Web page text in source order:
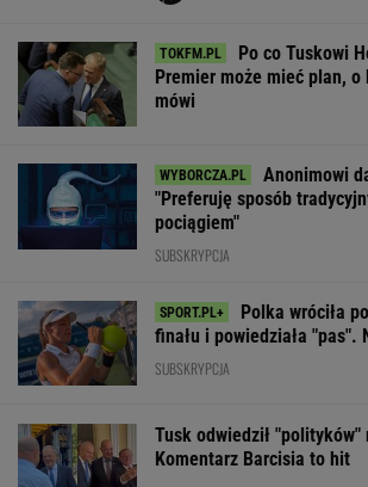
Po co Tuskowi
Premier może mieć plan, o
mówi
Anonimowi
"Preferuję sposób
pociągiem"
SUBSKRYPCJA
Polka wróciła
finału i powiedziała "pas".
SUBSKRYPCJA
Tusk odwiedził "polityków"
Komentarz Barcisia to hit